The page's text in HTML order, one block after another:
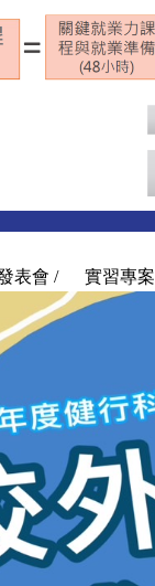
表會 / 實習專